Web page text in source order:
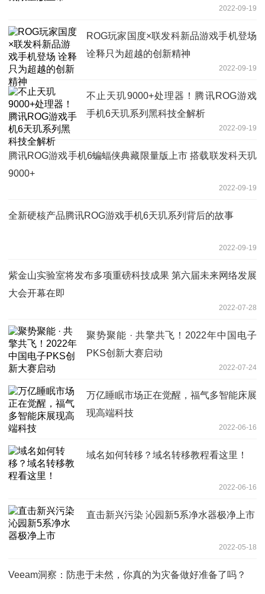
2022-09-19
ROG玩家国度×联发科新品游戏手机登场
诠释只为超越的创新精神
2022-09-19
不止天玑9000+处理器！腾讯ROG游戏
手机6天玑系列黑科技全解析
2022-09-19
腾讯ROG游戏手机6蝙蝠侠典藏限量版上市 搭载联发科天玑
9000+
2022-09-19
全新硬核产品腾讯ROG游戏手机6天玑系列背后的故事
2022-09-19
紫金山实验室将发布多项重磅科技成果 第六届未来网络发展
大会开幕在即
2022-07-28
聚势聚能 · 共擎共飞！2022年中国电子
PKS创新大赛启动
2022-07-24
万亿睡眠市场正在觉醒，福气多智能床展
现高端科技
2022-06-16
域名如何转移？域名转移教程看这里！
2022-06-16
直击新兴污染 沁园新5系净水器极净上市
2022-05-18
Veeam洞察：防患于未然，你真的为灾备做好准备了吗？